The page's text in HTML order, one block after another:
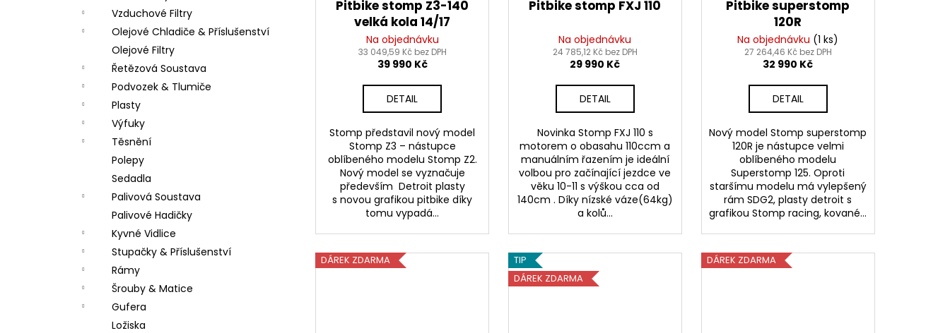
Vzduchové Filtry
Olejové Chladiče & Příslušenství
Olejové Filtry
Řetězová Soustava
Podvozek & Tlumiče
Plasty
Výfuky
Těsnění
Polepy
Sedadla
Palivová Soustava
Palivové Hadičky
Kyvné Vidlice
Stupačky & Příslušenství
Rámy
Šrouby & Matice
Gufera
Ložiska
Pitbike stomp Z3-140
velká kola 14/17
Na objednávku
33 049,59 Kč bez DPH
39 990 Kč
DETAIL
Stomp představil nový model
Stomp Z3 – nástupce
oblíbeného modelu Stomp Z2.
Nový model se vyznačuje
především Detroit plasty
s novou grafikou pitbike díky
tomu vypadá...
Pitbike stomp FXJ 110
Na objednávku
24 785,12 Kč bez DPH
29 990 Kč
DETAIL
Novinka Stomp FXJ 110 s
motorem o obasahu 110ccm a
manuálním řazením je ideální
volbou pro začínající jezdce ve
věku 10-11 s výškou cca od
140cm . Díky nízské váze(64kg)
a kolů...
Pitbike superstomp
120R
Na objednávku (1 ks)
27 264,46 Kč bez DPH
32 990 Kč
DETAIL
Nový model Stomp superstomp
120R je nástupce velmi
oblíbeného modelu
Superstomp 125. Oproti
staršímu modelu má vylepšený
rám SDG2, plasty detroit s
grafikou Stomp racing, kované...
DÁREK ZDARMA
TIP
DÁREK ZDARMA
DÁREK ZDARMA